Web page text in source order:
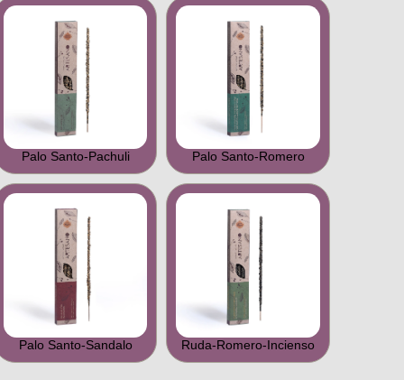
Palo Santo-Pachuli Palo Santo-Romero
Palo Santo-Sandalo Ruda-Romero-Incienso